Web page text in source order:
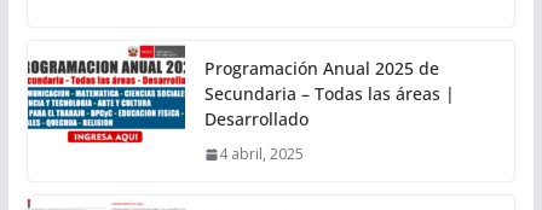
Programación Anual 2025 de
Secundaria – Todas las áreas |
Desarrollado
4 abril, 2025